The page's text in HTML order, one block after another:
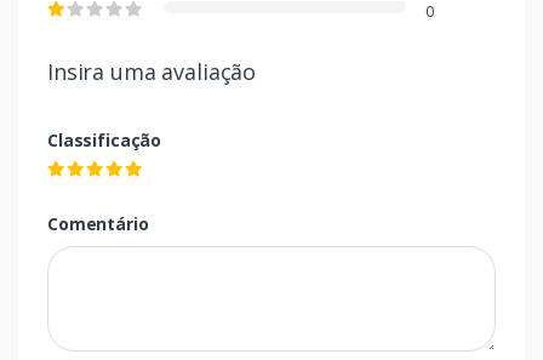
0
Insira uma avaliação
Classificação
Comentário